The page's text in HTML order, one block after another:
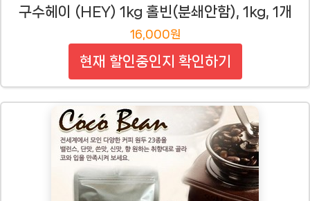
구수헤이 (HEY) 1kg 홀빈(분쇄안함), 1kg, 1개
16,000원
현재 할인중인지 확인하기